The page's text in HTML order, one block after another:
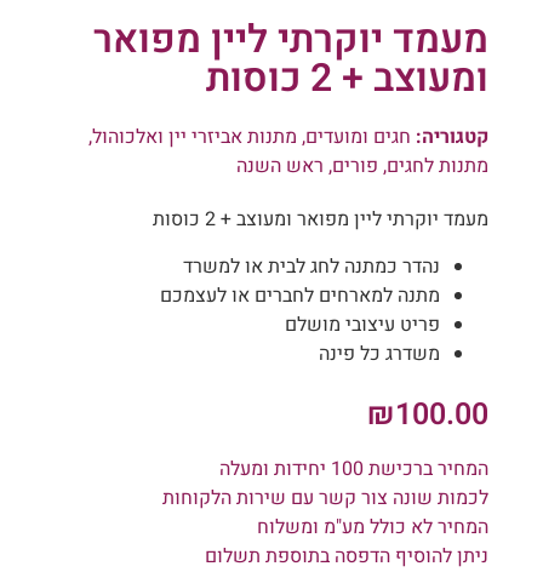
מעמד יוקרתי ליין מפואר
ומעוצב + 2 כוסות
קטגוריה: חגים ומועדים, מתנות אביזרי יין ואלכוהול,
מתנות לחגים, פורים, ראש השנה
מעמד יוקרתי ליין מפואר ומעוצב + 2 כוסות
נהדר כמתנה לחג לבית או למשרד
מתנה למארחים לחברים או לעצמכם
פריט עיצובי מושלם
משדרג כל פינה
₪100.00
המחיר ברכישת 100 יחידות ומעלה
לכמות שונה צור קשר עם שירות הלקוחות
המחיר לא כולל מע"מ ומשלוח
ניתן להוסיף הדפסה בתוספת תשלום